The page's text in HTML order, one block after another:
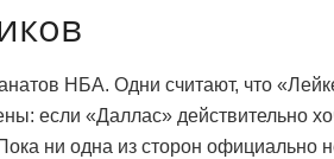
НБА. Одни считают, что
если «Даллас» действительно
ни одна из сторон официально